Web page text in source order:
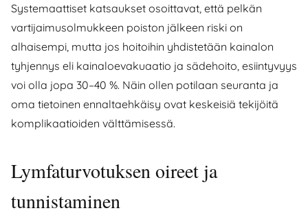
Systemaattiset katsaukset osoittavat, että pelkän
vartijaimusolmukkeen poiston jälkeen riski on
alhaisempi, mutta jos hoitoihin yhdistetään kainalon
tyhjennys eli kainaloevakuaatio ja sädehoito, esiintyvyys
voi olla jopa 30–40 %. Näin ollen potilaan seuranta ja
oma tietoinen ennaltaehkäisy ovat keskeisiä tekijöitä
komplikaatioiden välttämisessä.
Lymfaturvotuksen oireet ja
tunnistaminen